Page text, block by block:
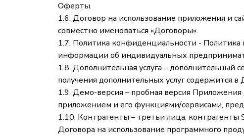
Оферты.
1.6. Договор на использование приложения и
совместно именоваться «Договоры».
1.7. Политика конфиденциальности -
информации об индивидуальных
1.8. Дополнительная услуга – дополнительный
получения дополнительных услуг содержится
1.9. Демо-версия – пробная версия
приложением и его функциями/сервисами,
1.10. Контрагенты – третьи лица,
Договора на использование программного